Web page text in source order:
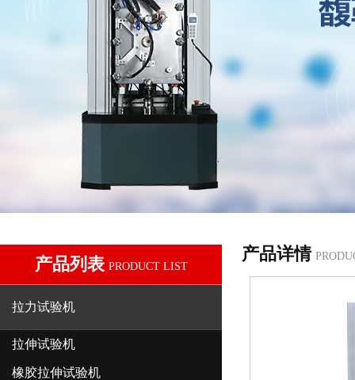
产品列表 PRODUCT LIST
拉力试验机
拉伸试验机
橡胶拉伸试验机
产品详情